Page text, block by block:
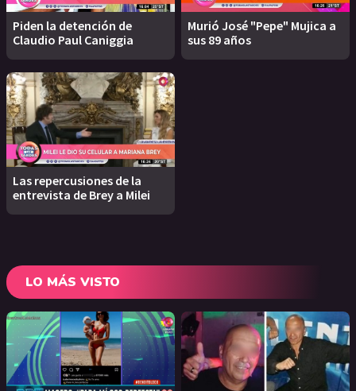
Piden la detención de
Claudio Paul Caniggia
Murió José "Pepe" Mujica a
sus 89 años
Las repercusiones de la
entrevista de Brey a Milei
LO MÁS VISTO